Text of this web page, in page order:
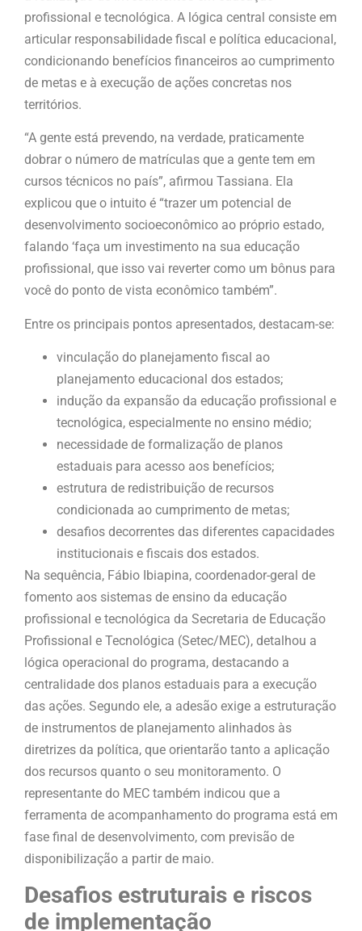
profissional e tecnológica. A lógica central consiste em
articular responsabilidade fiscal e política educacional,
condicionando benefícios financeiros ao cumprimento
de metas e à execução de ações concretas nos
territórios.
“A gente está prevendo, na verdade, praticamente
dobrar o número de matrículas que a gente tem em
cursos técnicos no país”, afirmou Tassiana. Ela
explicou que o intuito é “trazer um potencial de
desenvolvimento socioeconômico ao próprio estado,
falando ‘faça um investimento na sua educação
profissional, que isso vai reverter como um bônus para
você do ponto de vista econômico também”.
Entre os principais pontos apresentados, destacam-se:
vinculação do planejamento fiscal ao
planejamento educacional dos estados;
indução da expansão da educação profissional e
tecnológica, especialmente no ensino médio;
necessidade de formalização de planos
estaduais para acesso aos benefícios;
estrutura de redistribuição de recursos
condicionada ao cumprimento de metas;
desafios decorrentes das diferentes capacidades
institucionais e fiscais dos estados.
Na sequência, Fábio Ibiapina, coordenador-geral de
fomento aos sistemas de ensino da educação
profissional e tecnológica da Secretaria de Educação
Profissional e Tecnológica (Setec/MEC), detalhou a
lógica operacional do programa, destacando a
centralidade dos planos estaduais para a execução
das ações. Segundo ele, a adesão exige a estruturação
de instrumentos de planejamento alinhados às
diretrizes da política, que orientarão tanto a aplicação
dos recursos quanto o seu monitoramento. O
representante do MEC também indicou que a
ferramenta de acompanhamento do programa está em
fase final de desenvolvimento, com previsão de
disponibilização a partir de maio.
Desafios estruturais e riscos
de implementação